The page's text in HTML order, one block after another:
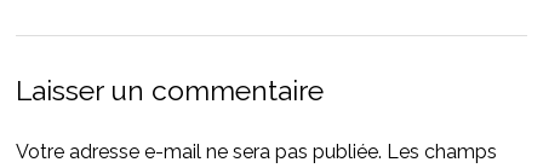
Laisser un commentaire
Votre adresse e-mail ne sera pas publiée. Les champs